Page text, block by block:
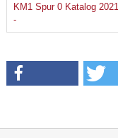
KM1 Spur 0 Katalog 2021
-